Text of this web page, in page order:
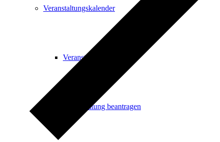
Veranstaltungskalender
Veranstaltungskalender
Veranstaltung beantragen